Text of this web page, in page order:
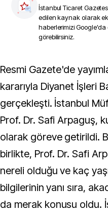
İstanbul Ticaret
edilen kaynak olarak
haberlerimizi Google'da
görebilirsiniz.
Resmi Gazete'de yayımlanan Cumhurbaşkanlığı
kararıyla Diyanet İşleri
gerçekleşti. İstanbul
Prof. Dr. Safi Arpaguş,
olarak göreve getirildi.
birlikte, Prof. Dr. Safi
nereli olduğu ve kaç
bilgilerinin yanı sıra,
da merak konusu oldu.